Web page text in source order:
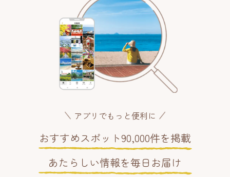
アプリでもっと便利に
おすすめスポット90,000件を掲載
あたらしい情報を毎日お届け